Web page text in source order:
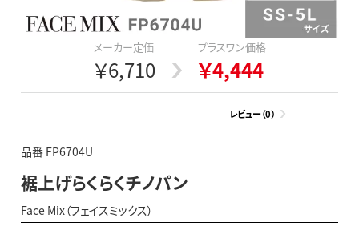
メーカー定価
￥6,710
プラスワン価格
￥4,444
- レビュー（0）
品番 FP6704U
裾上げらくらくチノパン
Face Mix（フェイスミックス）